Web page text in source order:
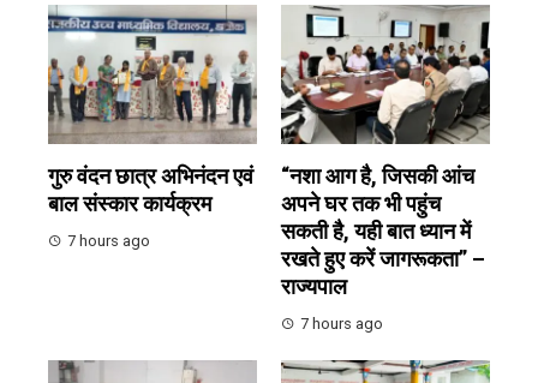
गुरु वंदन छात्र अभिनंदन एवं
बाल संस्कार कार्यक्रम
7 hours ago
“नशा आग है, जिसकी आंच
अपने घर तक भी पहुंच
सकती है, यही बात ध्यान में
रखते हुए करें जागरूकता” –
राज्यपाल
7 hours ago